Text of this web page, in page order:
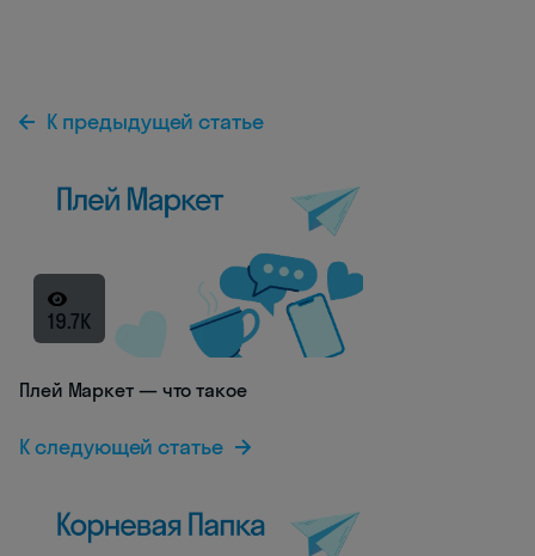
К предыдущей статье
19.7K
Плей Маркет — что такое
К следующей статье